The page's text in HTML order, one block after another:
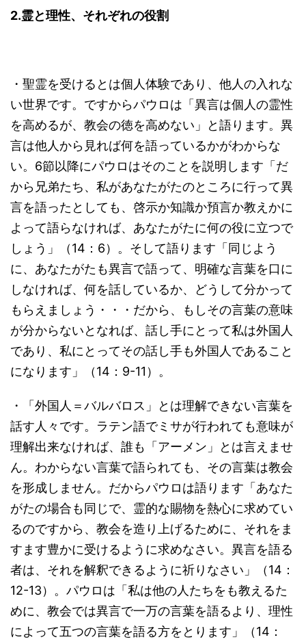
2.霊と理性、それぞれの役割
・聖霊を受けるとは個人体験であり、他人の入れな
い世界です。ですからパウロは「異言は個人の霊性
を高めるが、教会の徳を高めない」と語ります。異
言は他人から見れば何を語っているかがわからな
い。6節以降にパウロはそのことを説明します「だ
から兄弟たち、私があなたがたのところに行って異
言を語ったとしても、啓示か知識か預言か教えかに
よって語らなければ、あなたがたに何の役に立つで
しょう」（14：6）。そして語ります「同じよう
に、あなたがたも異言で語って、明確な言葉を口に
しなければ、何を話しているか、どうして分かって
もらえましょう・・・だから、もしその言葉の意味
が分からないとなれば、話し手にとって私は外国人
であり、私にとってその話し手も外国人であること
になります」（14：9-11）。
・「外国人＝バルバロス」とは理解できない言葉を
話す人々です。ラテン語でミサが行われても意味が
理解出来なければ、誰も「アーメン」とは言えませ
ん。わからない言葉で語られても、その言葉は教会
を形成しません。だからパウロは語ります「あなた
がたの場合も同じで、霊的な賜物を熱心に求めてい
るのですから、教会を造り上げるために、それをま
すます豊かに受けるように求めなさい。異言を語る
者は、それを解釈できるように祈りなさい」（14：
12-13）。パウロは「私は他の人たちをも教えるた
めに、教会では異言で一万の言葉を語るより、理性
によって五つの言葉を語る方をとります」（14：